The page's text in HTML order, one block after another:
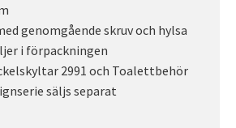
genomgående skruv och hylsa
i förpackningen
2991 och Toalettbehör
säljs separat